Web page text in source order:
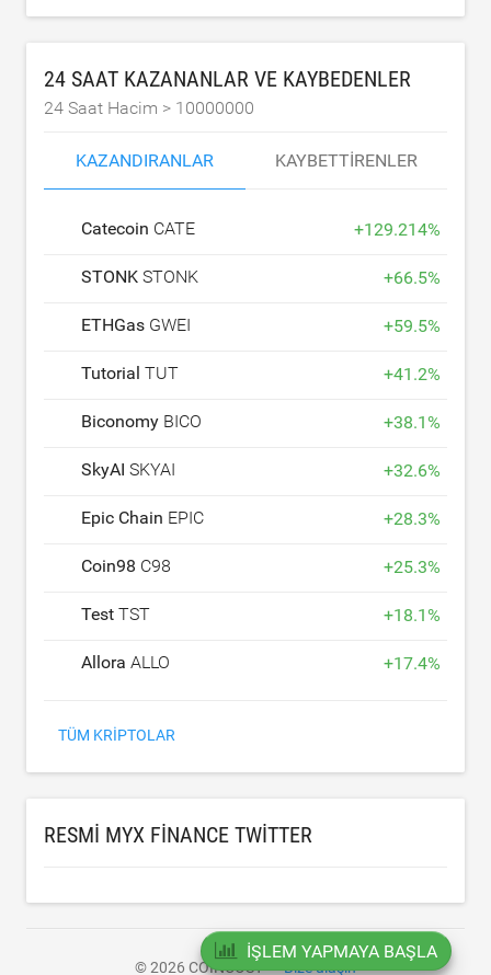
24 SAAT KAZANANLAR VE KAYBEDENLER
24 Saat Hacim > 10000000
KAZANDIRANLAR KAYBETTIRENLER
Catecoin CATE +129.214%
STONK STONK +66.5%
ETHGas GWEI +59.5%
Tutorial TUT +41.2%
Biconomy BICO +38.1%
SkyAI SKYAI +32.6%
Epic Chain EPIC +28.3%
Coin98 C98 +25.3%
Test TST +18.1%
Allora ALLO +17.4%
TÜM KRIPTOLAR
RESMI MYX FINANCE TWITTER
© 2026 COINCOST Bize ulaşın
İŞLEM YAPMAYA BAŞLA